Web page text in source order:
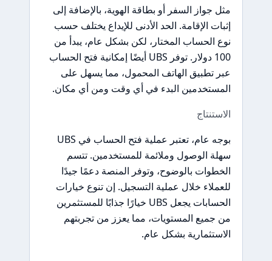
مثل جواز السفر أو بطاقة الهوية، بالإضافة إلى
إثبات الإقامة. الحد الأدنى للإيداع يختلف حسب
نوع الحساب المختار، لكن بشكل عام، يبدأ من
100 دولار. توفر UBS أيضًا إمكانية فتح الحساب
عبر تطبيق الهاتف المحمول، مما يسهل على
المستخدمين البدء في أي وقت ومن أي مكان.
الاستنتاج
بوجه عام، تعتبر عملية فتح الحساب في UBS
سهلة الوصول وملائمة للمستخدمين. تتسم
الخطوات بالوضوح، وتوفر المنصة دعمًا جيدًا
للعملاء خلال عملية التسجيل. إن تنوع خيارات
الحسابات يجعل UBS خيارًا جذابًا للمستثمرين
من جميع المستويات، مما يعزز من تجربتهم
الاستثمارية بشكل عام.